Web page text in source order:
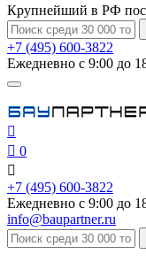
Крупнейший в РФ
+7 (495) 600-3822
Ежедневно с 9:00 до

 0

+7 (495) 600-3822
Ежедневно с 9:00 до
info@baupartner.ru